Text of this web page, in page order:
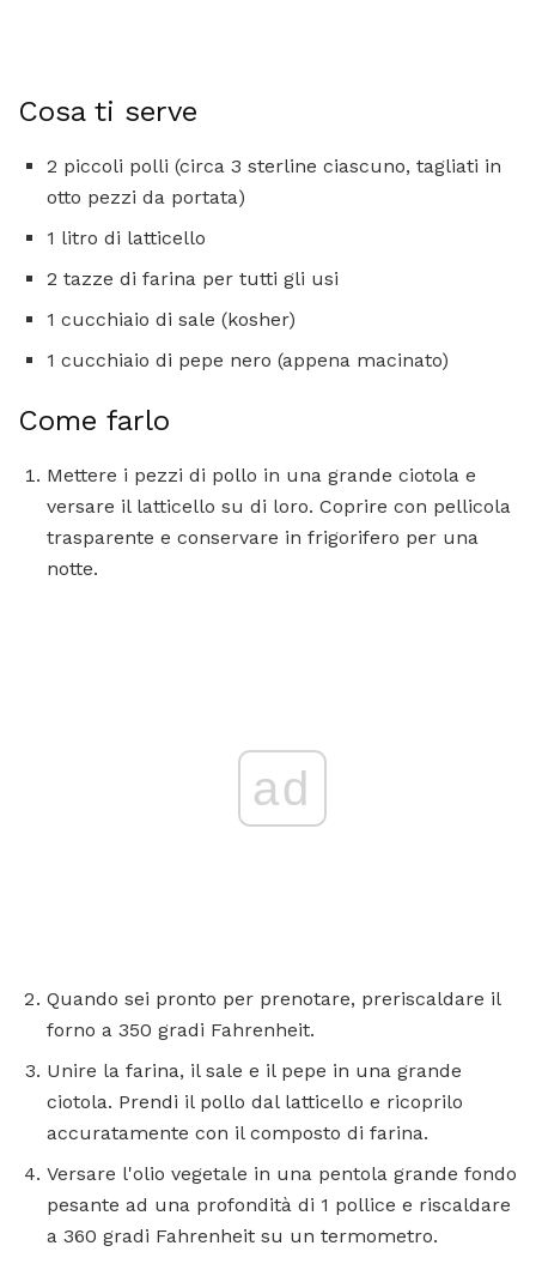
Cosa ti serve
2 piccoli polli (circa 3 sterline ciascuno, tagliati in
otto pezzi da portata)
1 litro di latticello
2 tazze di farina per tutti gli usi
1 cucchiaio di sale (kosher)
1 cucchiaio di pepe nero (appena macinato)
Come farlo
Mettere i pezzi di pollo in una grande ciotola e
versare il latticello su di loro. Coprire con pellicola
trasparente e conservare in frigorifero per una
notte.
ad
Quando sei pronto per prenotare, preriscaldare il
forno a 350 gradi Fahrenheit.
Unire la farina, il sale e il pepe in una grande
ciotola. Prendi il pollo dal latticello e ricoprilo
accuratamente con il composto di farina.
Versare l'olio vegetale in una pentola grande fondo
pesante ad una profondità di 1 pollice e riscaldare
a 360 gradi Fahrenheit su un termometro.